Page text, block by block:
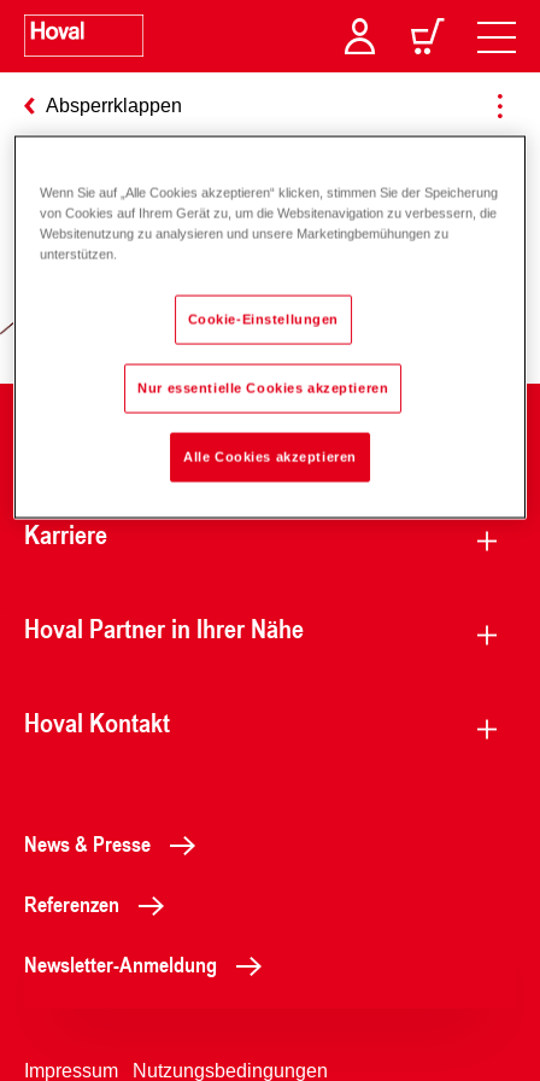
Absperrklappen
Verantwortung für Energie und
Karriere
Hoval Partner in Ihrer Nähe
Hoval Kontakt
News & Presse
Referenzen
Newsletter-Anmeldung
Impressum Nutzungsbedingungen
Wenn Sie auf „Alle Cookies akzeptieren“ klicken, stimmen Sie der Speicherung
von Cookies auf Ihrem Gerät zu, um die Websitenavigation zu verbessern, die
Websitenutzung zu analysieren und unsere Marketingbemühungen zu
unterstützen.
Cookie-Einstellungen
Nur essentielle Cookies akzeptieren
Alle Cookies akzeptieren